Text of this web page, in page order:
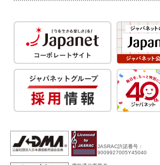
JASRAC許諾番号：
9009927005Y45040